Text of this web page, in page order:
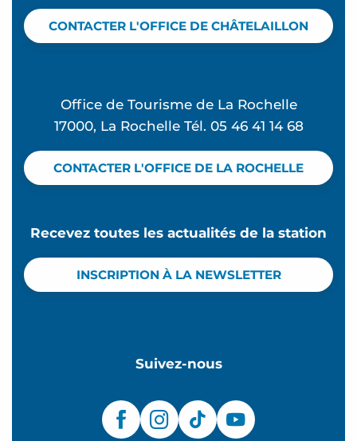
Coiffure Olivia
Fleuriste Carlotta
CONTACTER L'OFFICE DE CHÂTELAILLON
Office de Tourisme de La Rochelle
17000, La Rochelle Tél. 05 46 41 14 68
CONTACTER L'OFFICE DE LA ROCHELLE
Recevez toutes les actualités de la station
INSCRIPTION À LA NEWSLETTER
Suivez-nous